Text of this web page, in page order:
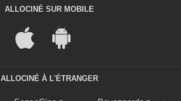
ALLOCINÉ SUR MOBILE
ALLOCINÉ À L'ÉTRANGER